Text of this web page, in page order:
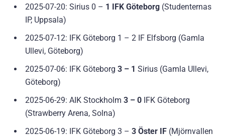
2025-07-20: Sirius 0 – 1 IFK Göteborg (Studenternas
IP, Uppsala)
2025-07-12: IFK Göteborg 1 – 2 IF Elfsborg (Gamla
Ullevi, Göteborg)
2025-07-06: IFK Göteborg 3 – 1 Sirius (Gamla Ullevi,
Göteborg)
2025-06-29: AIK Stockholm 3 – 0 IFK Göteborg
(Strawberry Arena, Solna)
2025-06-19: IFK Göteborg 3 – 3 Öster IF (Mjörnvallen